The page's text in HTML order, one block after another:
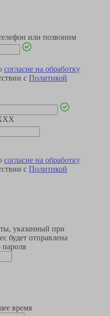
или позвоним
согласие на обработку
с Политикой
согласие на обработку
с Политикой
указанный при
будет отправлена
время